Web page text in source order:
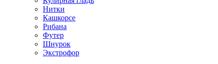
Нитки
Кашкорсе
Рибана
Футер
Шнурок
Экстрофор